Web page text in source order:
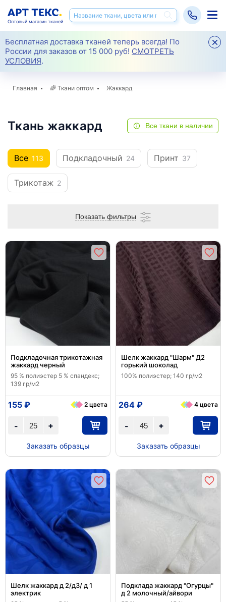
Бесплатная доставка тканей теперь всегда! По
России для заказов от 15 000 руб! СМОТРЕТЬ
УСЛОВИЯ.
Оптовый магазин тканей
Главная 🌈 Ткани оптом Жаккард
Ткань жаккард Все ткани в наличии
Все 113 Подкладочный 24 Принт 37
Трикотаж 2
Показать фильтры
Подкладочная трикотажная
жаккард черный
95 % полиэстер 5 % спандекс;
139 гр/м2
+
-
155 ₽ 2 цвета
Заказать образцы
Шелк жаккард "Шарм" Д2
горький шоколад
100% полиэстер; 140 гр/м2
+
-
264 ₽ 4 цвета
Заказать образцы
Шелк жаккард д 2/д3/ д 1
электрик
Подклада жаккард "Огурцы"
д 2 молочный/айвори